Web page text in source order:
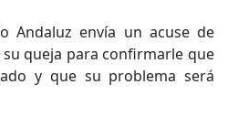
Andaluz envía un acuse de
queja para confirmarle que
y que su problema será